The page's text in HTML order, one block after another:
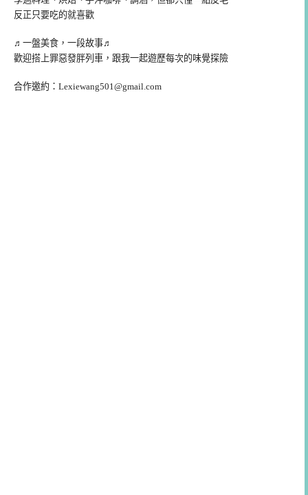
反正只要吃的就喜歡
♬一盤美食，一段故事♬
歡迎搭上罪惡發胖列車，跟我一起遊歷每次的味覺探險
合作邀約： Lexiewang501@gmail.com